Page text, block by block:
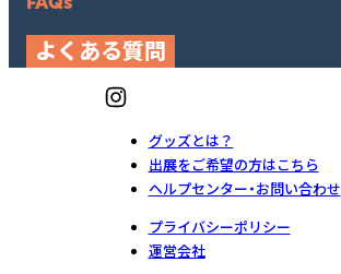
よくある質問
グッズとは？
出展をご希望の方はこちら
ヘルプセンター・お問い合わせ
プライバシーポリシー
運営会社